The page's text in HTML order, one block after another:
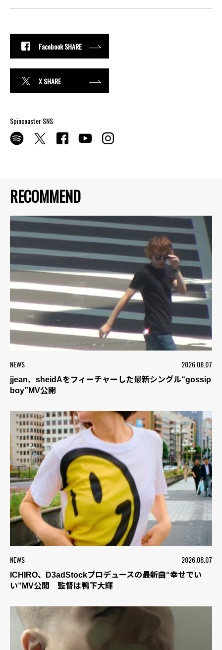
RECOMMEND
NEWS 2026.08.07
jjean、sheidAをフィーチャーした最新シングル“gossip
boy”MV公開
NEWS 2026.08.07
ICHIRO、D3adStockプロデュースの最新曲“幸せでい
い”MV公開 監督は鴨下大輝
Facebook SHARE
X SHARE
Spincoaster SNS